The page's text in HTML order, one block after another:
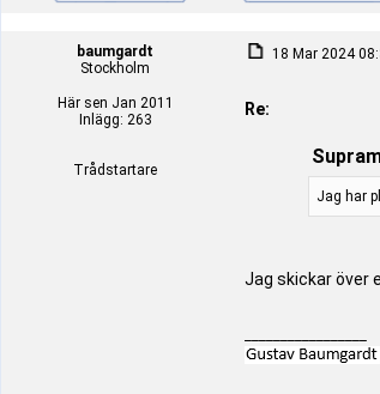
baumgardt
Stockholm
Här sen Jan 2011
Inlägg: 263
Trådstartare
18 Mar 2024
Re:
Jag har
Jag skickar över